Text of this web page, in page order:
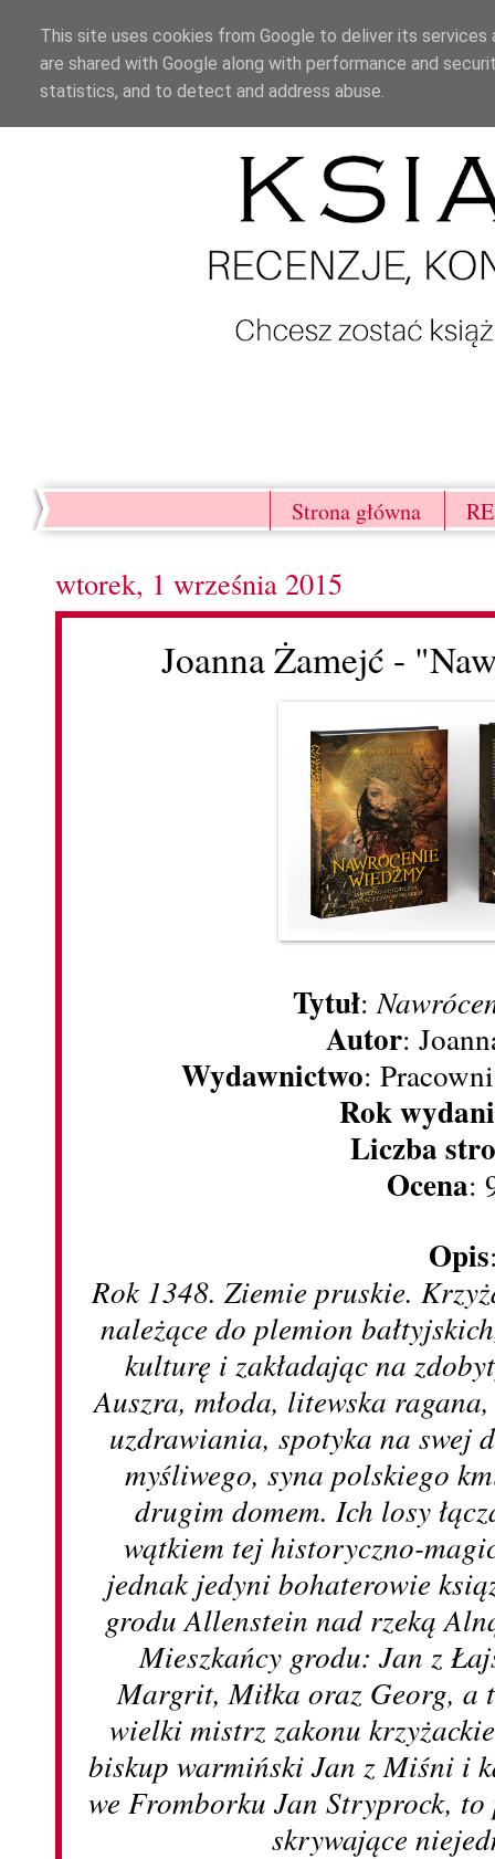
Strona główna
wtorek, 1 września 2015
Joanna Żamejć -
Tytuł:
Autor:
Wydawnictwo:
Rok
Liczba
Ocena:
Opis
Rok 1348. Ziemie pruskie.
należące do plemion
kulturę i zakładając na
Auszra, młoda, litewska
uzdrawiania, spotyka na swej
myśliwego, syna polskiego
drugim domem. Ich losy
wątkiem tej historyczno-
jednak jedyni bohaterowie
grodu Allenstein nad rzeką
Mieszkańcy grodu: Jan z
Margrit, Miłka oraz Georg,
wielki mistrz zakonu
biskup warmiński Jan z Miśni i
we Fromborku Jan Stryprock,
skrywające
This site uses cookies from Google to deliver its
are shared with Google along with performance and
statistics, and to detect and address abuse.